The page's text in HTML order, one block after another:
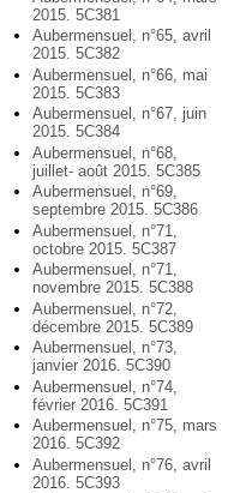
2015. 5C381
Aubermensuel, n°65, avril
2015. 5C382
Aubermensuel, n°66, mai
2015. 5C383
Aubermensuel, n°67, juin
2015. 5C384
Aubermensuel, n°68,
juillet- août 2015. 5C385
Aubermensuel, n°69,
septembre 2015. 5C386
Aubermensuel, n°71,
octobre 2015. 5C387
Aubermensuel, n°71,
novembre 2015. 5C388
Aubermensuel, n°72,
décembre 2015. 5C389
Aubermensuel, n°73,
janvier 2016. 5C390
Aubermensuel, n°74,
février 2016. 5C391
Aubermensuel, n°75, mars
2016. 5C392
Aubermensuel, n°76, avril
2016. 5C393